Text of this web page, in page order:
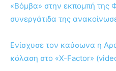
«Βόμβα» στην εκπομπή της
συνεργάτιδα της
Ενίσχυσε τον καύσωνα η
κόλαση στο «X-Factor»